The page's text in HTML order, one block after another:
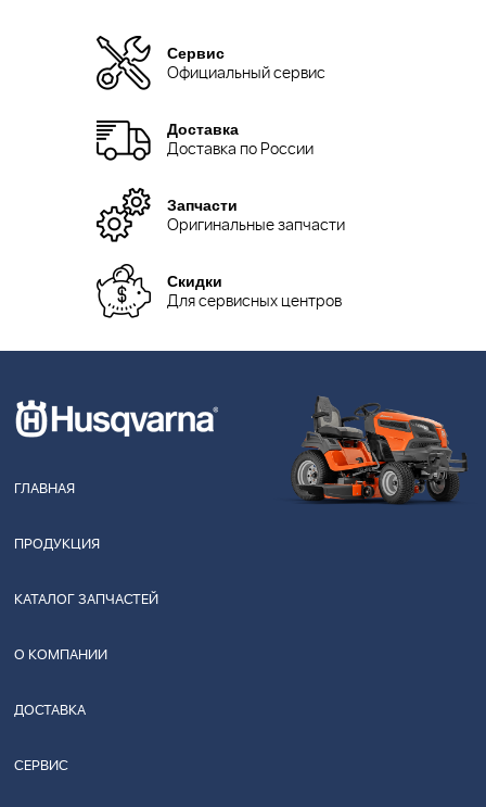
Сервис
Официальный сервис
Доставка
Доставка по России
Запчасти
Оригинальные запчасти
Скидки
Для сервисных центров
ГЛАВНАЯ
ПРОДУКЦИЯ
КАТАЛОГ ЗАПЧАСТЕЙ
О КОМПАНИИ
ДОСТАВКА
СЕРВИС